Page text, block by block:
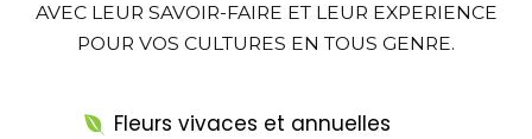
AVEC LEUR SAVOIR-FAIRE ET LEUR EXPERIENCE
POUR VOS CULTURES EN TOUS GENRE.
Fleurs vivaces et annuelles